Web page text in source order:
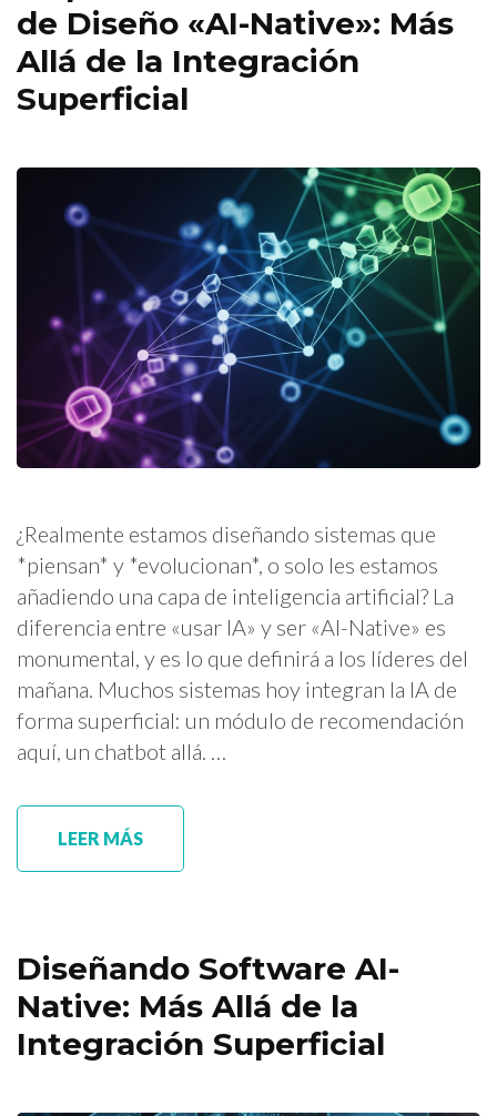
de Diseño «AI-Native»: Más
Allá de la Integración
Superficial
¿Realmente estamos diseñando sistemas que
*piensan* y *evolucionan*, o solo les estamos
añadiendo una capa de inteligencia artificial? La
diferencia entre «usar IA» y ser «AI-Native» es
monumental, y es lo que definirá a los líderes del
mañana. Muchos sistemas hoy integran la IA de
forma superficial: un módulo de recomendación
aquí, un chatbot allá. …
LEER MÁS
Diseñando Software AI-
Native: Más Allá de la
Integración Superficial